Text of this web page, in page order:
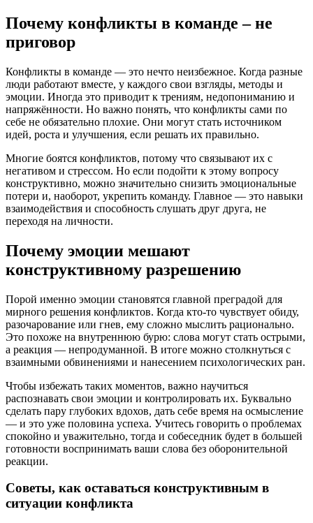
Почему конфликты в команде – не
приговор
Конфликты в команде — это нечто неизбежное. Когда разные
люди работают вместе, у каждого свои взгляды, методы и
эмоции. Иногда это приводит к трениям, недопониманию и
напряжённости. Но важно понять, что конфликты сами по
себе не обязательно плохие. Они могут стать источником
идей, роста и улучшения, если решать их правильно.
Многие боятся конфликтов, потому что связывают их с
негативом и стрессом. Но если подойти к этому вопросу
конструктивно, можно значительно снизить эмоциональные
потери и, наоборот, укрепить команду. Главное — это навыки
взаимодействия и способность слушать друг друга, не
переходя на личности.
Почему эмоции мешают
конструктивному разрешению
Порой именно эмоции становятся главной преградой для
мирного решения конфликтов. Когда кто-то чувствует обиду,
разочарование или гнев, ему сложно мыслить рационально.
Это похоже на внутреннюю бурю: слова могут стать острыми,
а реакция — непродуманной. В итоге можно столкнуться с
взаимными обвинениями и нанесением психологических ран.
Чтобы избежать таких моментов, важно научиться
распознавать свои эмоции и контролировать их. Буквально
сделать пару глубоких вдохов, дать себе время на осмысление
— и это уже половина успеха. Учитесь говорить о проблемах
спокойно и уважительно, тогда и собеседник будет в большей
готовности воспринимать ваши слова без оборонительной
реакции.
Советы, как оставаться конструктивным в
ситуации конфликта